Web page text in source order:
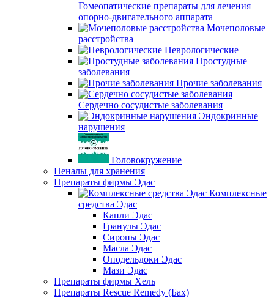
Гомеопатические препараты для лечения
опорно-двигательного аппарата
Мочеполовые
расстройства
Неврологические
Простудные
заболевания
Прочие заболевания
Сердечно сосудистые заболевания
Эндокринные
нарушения
Головокружение
Пеналы для хранения
Препараты фирмы Эдас
Комплексные
средства Эдас
Капли Эдас
Гранулы Эдас
Сиропы Эдас
Масла Эдас
Оподельдоки Эдас
Мази Эдас
Препараты фирмы Хель
Препараты Rescue Remedy (Бах)